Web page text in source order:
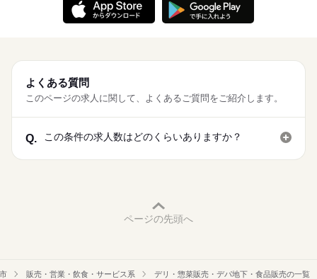
よくある質問
このページの求人に関して、よくあるご質問をご紹介します。
Q. この条件の求人数はどのくらいありますか？
ページの先頭へ
販売・営業・飲食・サービス系 デリ・惣菜販売・デパ地下・食品販売の一覧